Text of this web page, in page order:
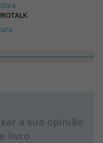
a sua opinião
livro